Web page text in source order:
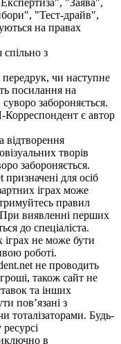
"Тест-драйв",
на правах
з
передрук, чи наступне
посилання на
забороняється.
Корреспондент є автор
відтворення
творів
забороняється.
для осіб
іграх може
правил
При виявленні перших
до спеціаліста.
іграх не може бути
роботі.
не проводить
гроші, також сайт не
та інших
пов’язані з
тоталізаторами. Будь-
в